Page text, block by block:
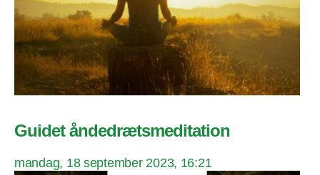
Guidet åndedrætsmeditation
mandag, 18 september 2023, 16:21